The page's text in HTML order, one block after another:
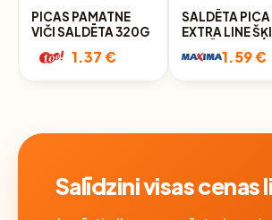
PICAS PAMATNE
VIČI SALDĒTA 320G
1.37 €
SALDĒTA PICA
EXTRA LINE
1.59 €
Salīdzini visas